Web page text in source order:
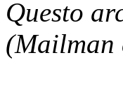
Questo
(Mailman